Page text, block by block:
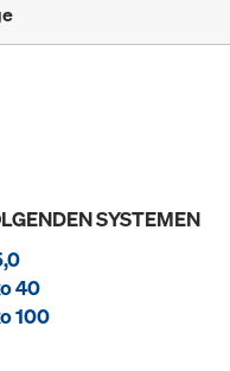
SYSTEMEN
40
100